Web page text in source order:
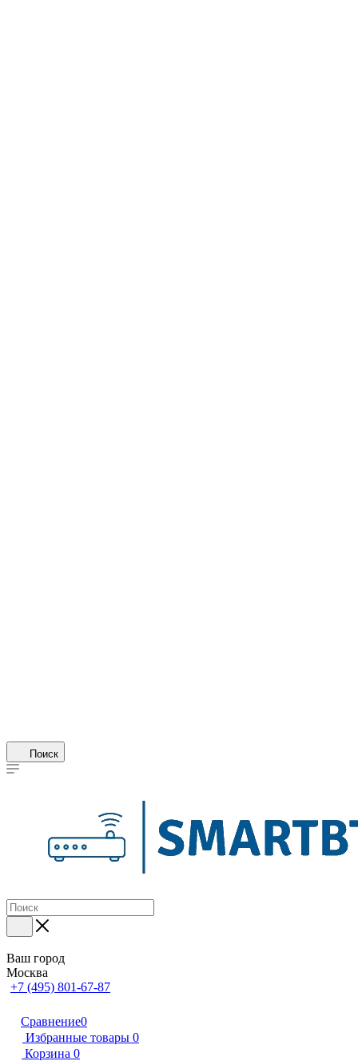
Поиск
Ваш город
Москва
+7 (495) 801-67-87
Сравнение0
Избранные товары 0
Корзина 0